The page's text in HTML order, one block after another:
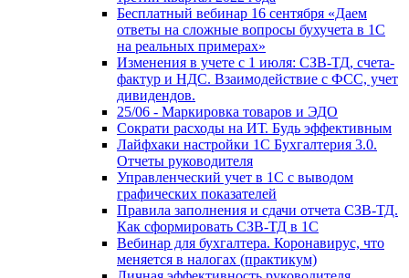
Бесплатный вебинар 16 сентября «Даем
ответы на сложные вопросы бухучета в 1С
на реальных примерах»
Изменения в учете с 1 июля: СЗВ-ТД, счета-
фактур и НДС. Взаимодействие с ФСС, учет
дивидендов.
25/06 - Маркировка товаров и ЭДО
Сократи расходы на ИТ. Будь эффективным
Лайфхаки настройки 1С Бухгалтерия 3.0.
Отчеты руководителя
Управленческий учет в 1С с выводом
графических показателей
Правила заполнения и сдачи отчета СЗВ-ТД.
Как сформировать СЗВ-ТД в 1С
Вебинар для бухгалтера. Коронавирус, что
меняется в налогах (практикум)